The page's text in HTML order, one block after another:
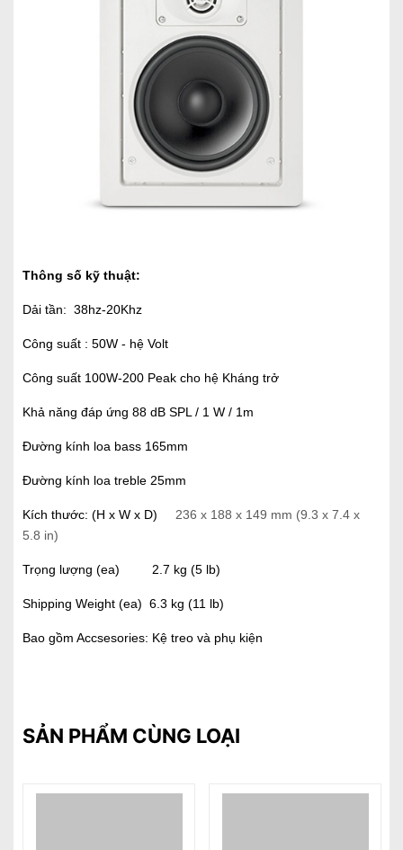
Thông số kỹ thuật:
Dải tần: 38hz-20Khz
Công suất : 50W - hệ Volt
Công suất 100W-200 Peak cho hệ Kháng trở
Khả năng đáp ứng 88 dB SPL / 1 W / 1m
Đường kính loa bass 165mm
Đường kính loa treble 25mm
Kích thước: (H x W x D) 236 x 188 x 149 mm (9.3 x 7.4 x
5.8 in)
Trọng lượng (ea) 2.7 kg (5 lb)
Shipping Weight (ea) 6.3 kg (11 lb)
Bao gồm Accsesories: Kệ treo và phụ kiện
SẢN PHẨM CÙNG LOẠI